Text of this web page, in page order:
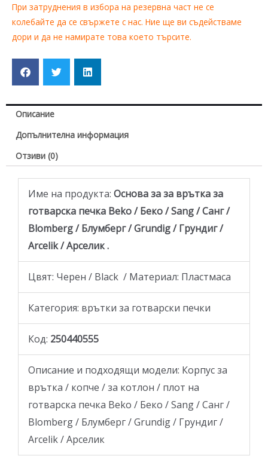
При затруднения в избора на резервна част не се
колебайте да се свържете с нас. Ние ще ви съдействаме
дори и да не намирате това което търсите.
Описание
Допълнителна информация
Отзиви (0)
Име на продукта: Основа за за врътка за
готварска печка Beko / Беко / Sang / Санг /
Blomberg / Блумберг / Grundig / Грундиг /
Arcelik / Арселик .
Цвят: Черен / Black / Материал: Пластмаса
Категория: врътки за готварски печки
Код: 250440555
Описание и подходящи модели: Корпус за
врътка / копче / за котлон / плот на
готварска печка Beko / Беко / Sang / Санг /
Blomberg / Блумберг / Grundig / Грундиг /
Arcelik / Арселик